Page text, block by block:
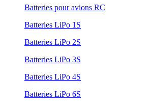
Batteries pour avions RC
Batteries LiPo 1S
Batteries LiPo 2S
Batteries LiPo 3S
Batteries LiPo 4S
Batteries LiPo 6S